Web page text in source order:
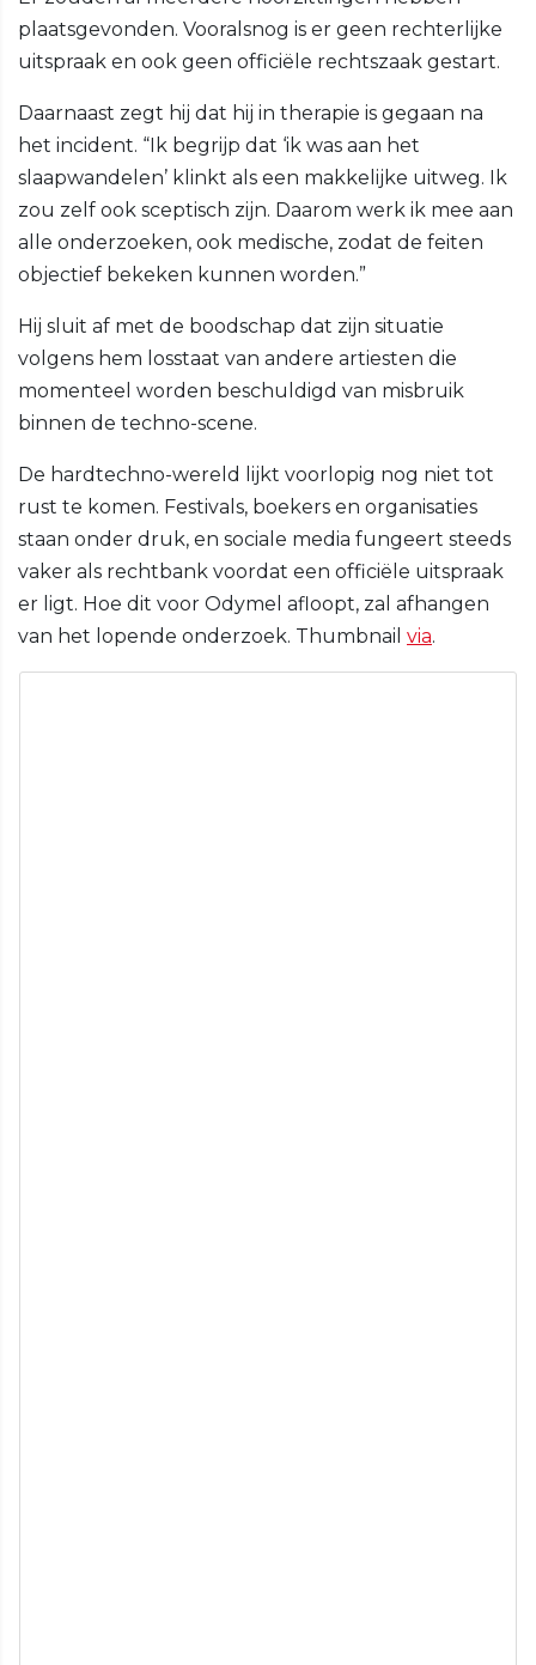
plaatsgevonden. Vooralsnog is er geen rechterlijke
uitspraak en ook geen officiële rechtszaak gestart.
Daarnaast zegt hij dat hij in therapie is gegaan na
het incident. “Ik begrijp dat ‘ik was aan het
slaapwandelen’ klinkt als een makkelijke uitweg. Ik
zou zelf ook sceptisch zijn. Daarom werk ik mee aan
alle onderzoeken, ook medische, zodat de feiten
objectief bekeken kunnen worden.”
Hij sluit af met de boodschap dat zijn situatie
volgens hem losstaat van andere artiesten die
momenteel worden beschuldigd van misbruik
binnen de techno-scene.
De hardtechno-wereld lijkt voorlopig nog niet tot
rust te komen. Festivals, boekers en organisaties
staan onder druk, en sociale media fungeert steeds
vaker als rechtbank voordat een officiële uitspraak
er ligt. Hoe dit voor Odymel afloopt, zal afhangen
van het lopende onderzoek. Thumbnail via.